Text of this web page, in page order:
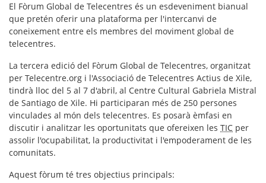
El Fòrum Global de Telecentres és un esdeveniment bianual
que pretén oferir una plataforma per l'intercanvi de
coneixement entre els membres del moviment global de
telecentres.
La tercera edició del Fòrum Global de Telecentres, organitzat
per Telecentre.org i l'Associació de Telecentres Actius de Xile,
tindrà lloc del 5 al 7 d'abril, al Centre Cultural Gabriela Mistral
de Santiago de Xile. Hi participaran més de 250 persones
vinculades al món dels telecentres. Es posarà èmfasi en
discutir i analitzar les oportunitats que ofereixen les TIC per
assolir l'ocupabilitat, la productivitat i l'empoderament de les
comunitats.
Aquest fòrum té tres objectius principals: